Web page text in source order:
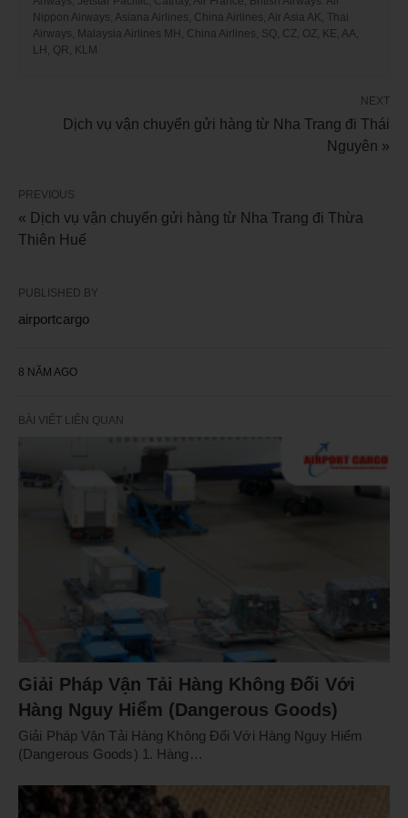
Nippon Airways, Asiana Airlines, China Airlines, Air Asia AK, Thai
Airways, Malaysia Airlines MH, China Airlines, SQ, CZ, OZ, KE, AA,
LH, QR, KLM
NEXT
Dịch vụ vận chuyển gửi hàng từ Nha Trang đi Thái
Nguyên »
PREVIOUS
« Dịch vụ vận chuyển gửi hàng từ Nha Trang đi Thừa
Thiên Huế
PUBLISHED BY
airportcargo
8 NĂM AGO
BÀI VIẾT LIÊN QUAN
Giải Pháp Vận Tải Hàng Không Đối Với
Hàng Nguy Hiểm (Dangerous Goods)
Giải Pháp Vận Tải Hàng Không Đối Với Hàng Nguy Hiểm
(Dangerous Goods) 1. Hàng…